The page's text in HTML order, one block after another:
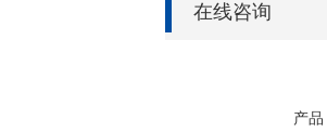
在线咨询
产品